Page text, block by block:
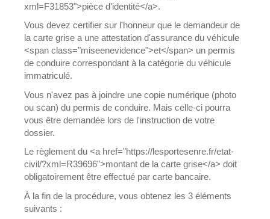
xml=F31853">pièce d'identité</a>.
Vous devez certifier sur l'honneur que le demandeur de
la carte grise a une attestation d'assurance du véhicule
<span class="miseenevidence">et</span> un permis
de conduire correspondant à la catégorie du véhicule
immatriculé.
Vous n'avez pas à joindre une copie numérique (photo
ou scan) du permis de conduire. Mais celle-ci pourra
vous être demandée lors de l'instruction de votre
dossier.
Le règlement du <a href="https://lesportesenre.fr/etat-
civil/?xml=R39696">montant de la carte grise</a> doit
obligatoirement être effectué par carte bancaire.
À la fin de la procédure, vous obtenez les 3 éléments
suivants :